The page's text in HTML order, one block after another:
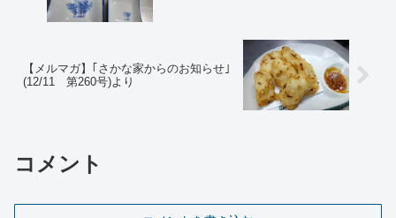
【メルマガ】｢さかな家からのお知らせ｣
(12/11 第260号)より
コメント